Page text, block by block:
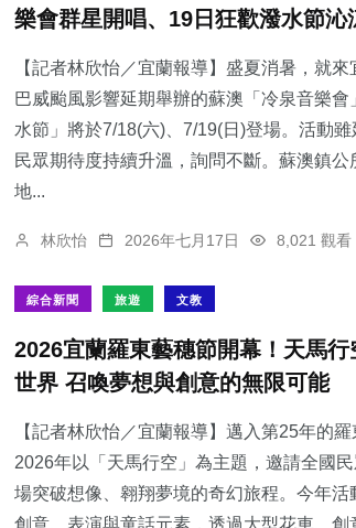
樂會群星開唱、19日狂歡潑水節沁
【記者林欣怡／宜蘭報導】盛夏消暑，就
巴威颱風影響延期舉辦的蘇澳「冷泉音樂會
水節」將於7/18(六)、7/19(日)登場。活動雖
民眾期待度持續升溫，詢問不斷。蘇澳鎮公
地...
林欣怡 2026年七月17日 8,021 觀看
綜合新聞 旅遊 文教
2026宜蘭羅東藝穗節開幕！天馬行
世界 召喚夢想與創意的無限可能
【記者林欣怡／宜蘭報導】邁入第25年的羅
2026年以「天馬行空」為主題，邀請全國
場突破想像、翱翔夢境的奇幻旅程。今年活
創意、表演與童話元素，透過大型花車、創
60+ 190+